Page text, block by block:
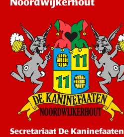
Noordwijkerhout
Secretariaat De Kaninefaaten